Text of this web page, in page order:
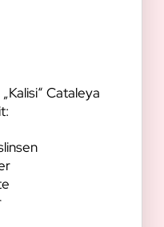
Cataleya